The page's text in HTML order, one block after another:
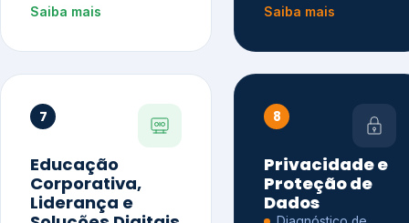
Saiba mais
Saiba mais
7
Educação
Corporativa,
Liderança e
8
Privacidade e
Proteção de
Dados